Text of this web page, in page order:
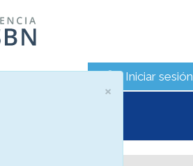
Iniciar sesión
×